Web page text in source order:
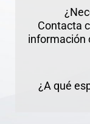
Contacta
información
¿A qué